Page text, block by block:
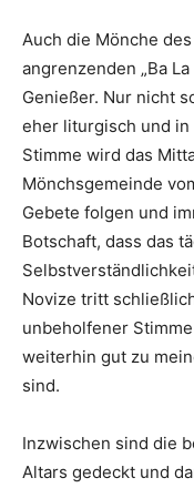
Auch die Mönche
angrenzenden „Ba
Genießer. Nur nicht
eher liturgisch und
Stimme wird das
Mönchsgemeinde
Gebete folgen und
Botschaft, dass das
Novize tritt
unbeholfener
weiterhin gut zu
sind.
Inzwischen sind die
Altars gedeckt und